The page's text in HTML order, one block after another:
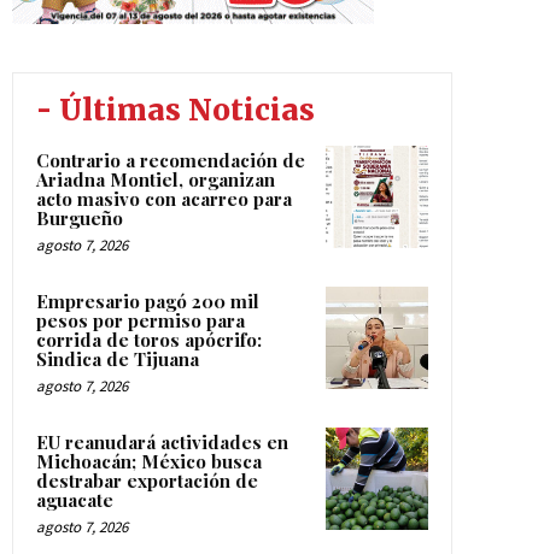
- Últimas Noticias
Contrario a recomendación de
Ariadna Montiel, organizan
acto masivo con acarreo para
Burgueño
agosto 7, 2026
Empresario pagó 200 mil
pesos por permiso para
corrida de toros apócrifo:
Sindica de Tijuana
agosto 7, 2026
EU reanudará actividades en
Michoacán; México busca
destrabar exportación de
aguacate
agosto 7, 2026